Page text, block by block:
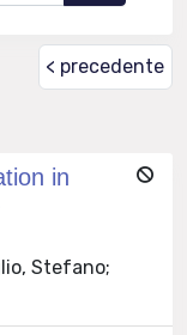
< precedente
in
Stefano;